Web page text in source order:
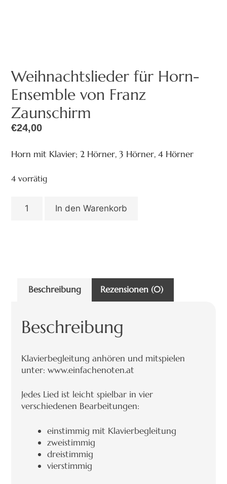
Weihnachtslieder für Horn-
Ensemble von Franz
Zaunschirm
€24,00
Horn mit Klavier; 2 Hörner, 3 Hörner, 4 Hörner
4 vorrätig
In den Warenkorb
Beschreibung Rezensionen (0)
Beschreibung
Klavierbegleitung anhören und mitspielen
unter: www.einfachenoten.at
Jedes Lied ist leicht spielbar in vier
verschiedenen Bearbeitungen:
einstimmig mit Klavierbegleitung
zweistimmig
dreistimmig
vierstimmig